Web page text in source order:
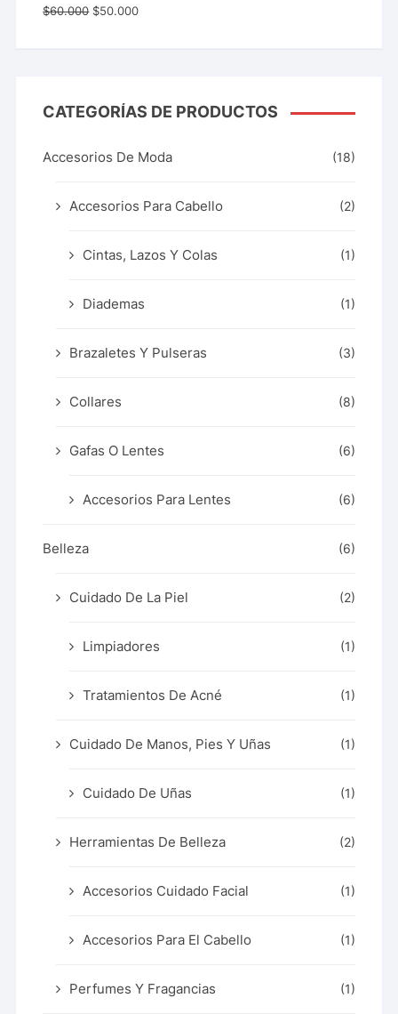
Valorado
con 5.00
$60.000 $50.000
CATEGORÍAS DE PRODUCTOS
Accesorios De Moda (18)
Accesorios Para Cabello (2)
Cintas, Lazos Y Colas (1)
Diademas (1)
Brazaletes Y Pulseras (3)
Collares (8)
Gafas O Lentes (6)
Accesorios Para Lentes (6)
Belleza (6)
Cuidado De La Piel (2)
Limpiadores (1)
Tratamientos De Acné (1)
Cuidado De Manos, Pies Y Uñas (1)
Cuidado De Uñas (1)
Herramientas De Belleza (2)
Accesorios Cuidado Facial (1)
Accesorios Para El Cabello (1)
Perfumes Y Fragancias (1)